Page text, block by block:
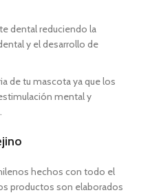
dental reduciendo la
y el desarrollo de
de tu mascota ya que los
mental y
hechos con todo el
productos son elaborados